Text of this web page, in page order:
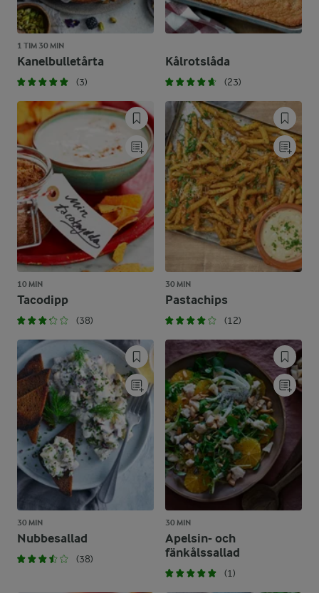
1 TIM 30 MIN
Kanelbulletårta
(3)
Kålrotslåda
(23)
10 MIN
Tacodipp
(38)
30 MIN
Pastachips
(12)
30 MIN
Nubbesallad
(38)
30 MIN
Apelsin- och
fänkålssallad
(1)